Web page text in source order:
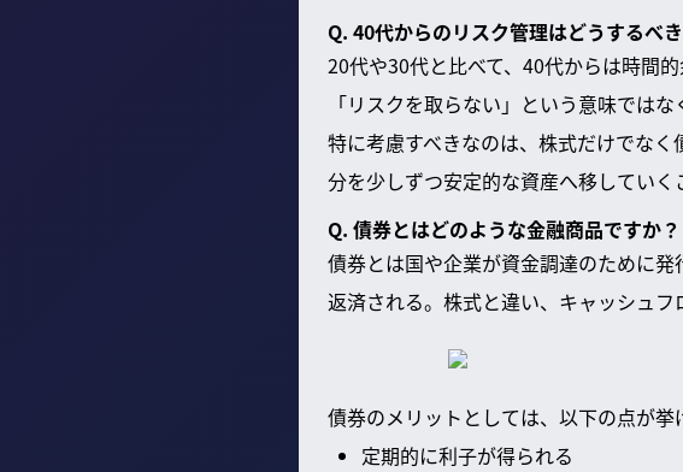
Q. 40代からのリスク管理はどうするべ
20代や30代と比べて、40代からは時間
「リスクを取らない」という意味では
特に考慮すべきなのは、株式だけでな
分を少しずつ安定的な資産へ移していく
Q. 債券とはどのような金融商品ですか？
債券とは国や企業が資金調達のために
返済される。株式と違い、キャッシュ
債券のメリットとしては、以下の点が挙
定期的に利子が得られる